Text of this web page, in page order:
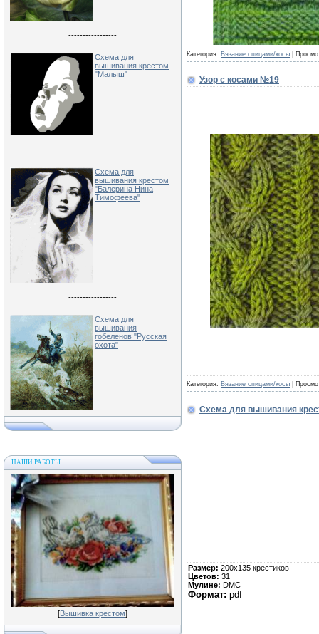
-----------------
Схема для
вышивания крестом
"Малыш"
-----------------
Схема для
вышивания крестом
"Балерина Нина
Тимофеева"
-----------------
Схема для
вышивания
гобеленов "Русская
охота"
НАШИ РАБОТЫ
[Вышивка крестом]
Категория: Вязание спицами/косы |
Узор с косами №19
Категория: Вязание спицами/косы |
Схема для вышивания
Размер: 200х135 крестиков
Цветов: 31
Мулине: DMC
Формат: pdf